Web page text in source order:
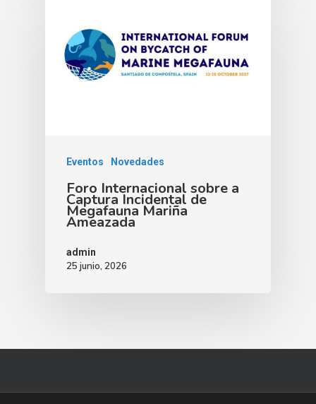
Eventos Novedades
Foro Internacional sobre a
Captura Incidental de
Megafauna Mariña
Ameazada
admin
25 junio, 2026